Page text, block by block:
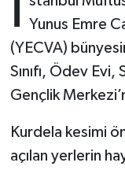
Yunus Emre
(YECVA)
Sınıfı, Ödev
Gençlik
Kurdela kesimi
açılan yerlerin
Batman
Bayburt
Bilecik
Sahabeler
Zekat
Dünya
Eğitim
Kültür-